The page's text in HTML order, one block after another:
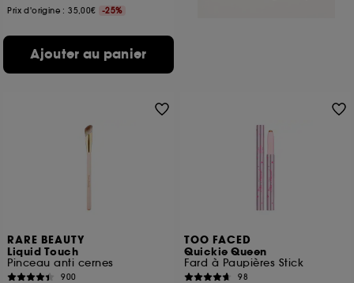
Prix d'origine : 35,00€ -25%
Ajouter au panier
RARE BEAUTY
Liquid Touch
Pinceau anti cernes
900
TOO FACED
Quickie Queen
Fard à Paupières Stick
98